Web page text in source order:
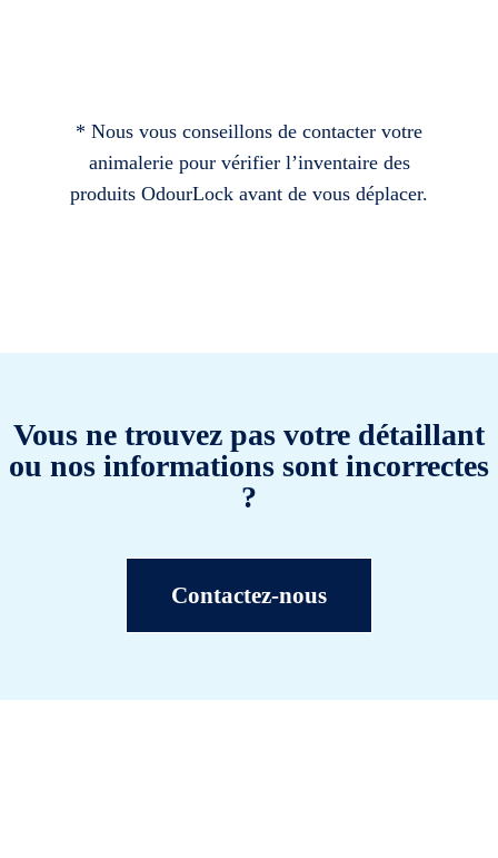
* Nous vous conseillons de contacter votre
animalerie pour vérifier l’inventaire des
produits OdourLock avant de vous déplacer.
Vous ne trouvez pas votre détaillant
ou nos informations sont incorrectes
?
Contactez-nous